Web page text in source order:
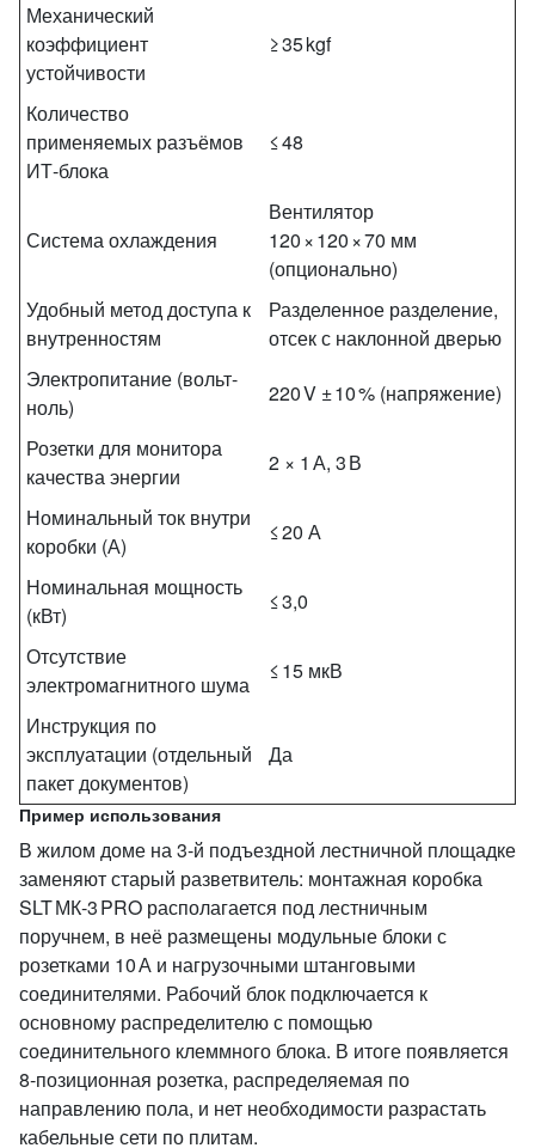
Механический
коэффициент
устойчивости
≥ 35 kgf
Количество
применяемых разъёмов
ИТ‑блока
≤ 48
Система охлаждения
Вентилятор
120 × 120 × 70 мм
(опционально)
Удобный метод доступа к
внутренностям
Разделенное разделение,
отсек с наклонной дверью
Электропитание (вольт-
ноль)
220 V ± 10 % (напряжение)
Розетки для монитора
качества энергии
2 × 1 А, 3 В
Номинальный ток внутри
коробки (А)
≤ 20 А
Номинальная мощность
(кВт)
≤ 3,0
Отсутствие
электромагнитного шума
≤ 15 мкВ
Инструкция по
эксплуатации (отдельный
пакет документов)
Да
Пример использования
В жилом доме на 3‑й подъездной лестничной площадке
заменяют старый разветвитель: монтажная коробка
SLT МК‑3 PRO располагается под лестничным
поручнем, в неё размещены модульные блоки с
розетками 10 А и нагрузочными штанговыми
соединителями. Рабочий блок подключается к
основному распределителю с помощью
соединительного клеммного блока. В итоге появляется
8‑позиционная розетка, распределяемая по
направлению пола, и нет необходимости разрастать
кабельные сети по плитам.